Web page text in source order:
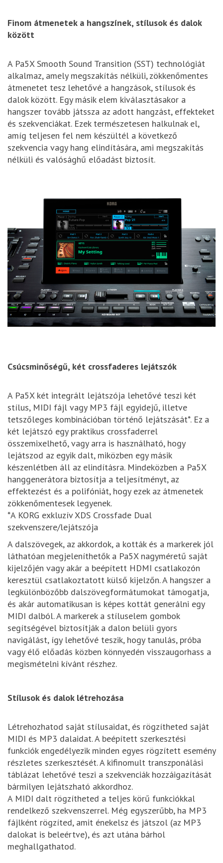
Finom átmenetek a hangszínek, stílusok és dalok
között
A Pa5X Smooth Sound Transition (SST) technológiát
alkalmaz, amely megszakítás nélküli, zökkenőmentes
átmenetet tesz lehetővé a hangzások, stílusok és
dalok között. Egy másik elem kiválasztásakor a
hangszer tovább játssza az adott hangzást, effekteket
és szekvenciákat. Ezek természetesen halkulnak el,
amíg teljesen fel nem készültél a következő
szekvencia vagy hang elindítására, ami megszakítás
nélküli és valósághű előadást biztosít.
Csúcsminőségű, két crossfaderes lejátszók
A Pa5X két integrált lejátszója lehetővé teszi két
stílus, MIDI fájl vagy MP3 fájl egyidejű, illetve
tetszőleges kombinációban történő lejátszását*. Ez a
két lejátszó egy praktikus crossfaderrel
összemixelhető, vagy arra is használható, hogy
lejátszod az egyik dalt, miközben egy másik
készenlétben áll az elindításra. Mindeközben a Pa5X
hanggenerátora biztosítja a teljesítményt, az
effektezést és a polifóniát, hogy ezek az átmenetek
zökkenőmentesek legyenek.
*A KORG exkluzív XDS Crossfade Dual
szekvenszere/lejátszója
A dalszövegek, az akkordok, a kották és a markerek jól
láthatóan megjeleníthetők a Pa5X nagyméretű saját
kijelzőjén vagy akár a beépített HDMI csatlakozón
keresztül csatlakoztatott külső kijelzőn. A hangszer a
legkülönbözőbb dalszövegformátumokat támogatja,
és akár automatikusan is képes kottát generálni egy
MIDI dalból. A markerek a stíluselem gombok
segítségével biztosítják a dalon belüli gyors
navigálást, így lehetővé teszik, hogy tanulás, próba
vagy élő előadás közben könnyedén visszaugorhass a
megismételni kívánt részhez.
Stílusok és dalok létrehozása
Létrehozhatod saját stílusaidat, és rögzítheted saját
MIDI és MP3 dalaidat. A beépített szerkesztési
funkciók engedélyezik minden egyes rögzített esemény
részletes szerkesztését. A kifinomult transzponálási
táblázat lehetővé teszi a szekvenciák hozzáigazítását
bármilyen lejátszható akkordhoz.
A MIDI dalt rögzítheted a teljes körű funkciókkal
rendelkező szekvenszerrel. Még egyszerűbb, ha MP3
fájlként rögzíted, amit énekelsz és játszol (az MP3
dalokat is beleértve), és azt utána bárhol
meghallgathatod.